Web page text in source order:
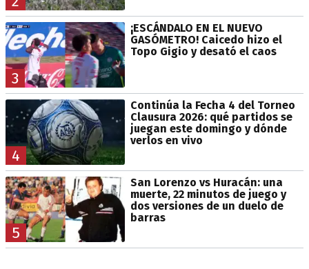
3
¡ESCÁNDALO EN EL NUEVO
GASÓMETRO! Caicedo hizo el
Topo Gigio y desató el caos
4
Continúa la Fecha 4 del Torneo
Clausura 2026: qué partidos se
juegan este domingo y dónde
verlos en vivo
5
San Lorenzo vs Huracán: una
muerte, 22 minutos de juego y
dos versiones de un duelo de
barras